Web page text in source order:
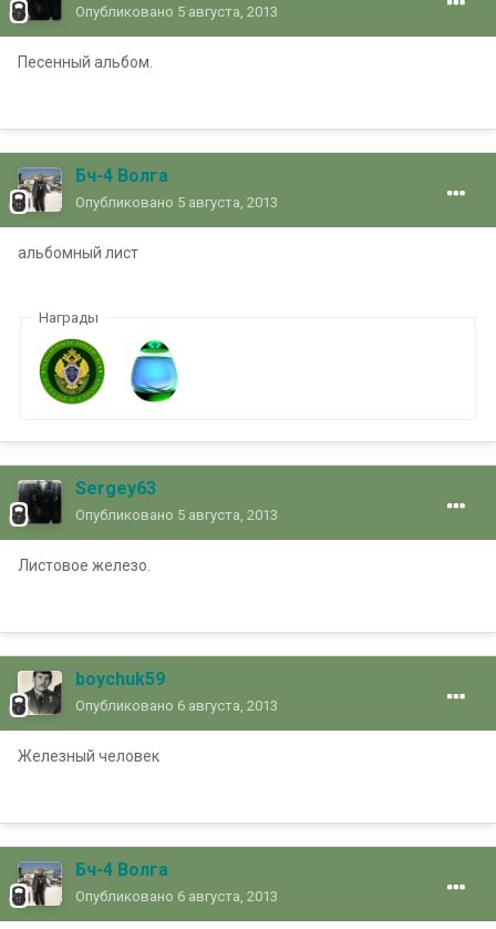
Опубликовано 5 августа, 2013
Песенный альбом.
Бч-4 Волга
Опубликовано 5 августа, 2013
альбомный лист
Награды
Sergey63
Опубликовано 5 августа, 2013
Листовое железо.
boychuk59
Опубликовано 6 августа, 2013
Железный человек
Бч-4 Волга
Опубликовано 6 августа, 2013